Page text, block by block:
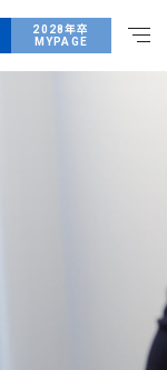
2028年卒
MYPAGE